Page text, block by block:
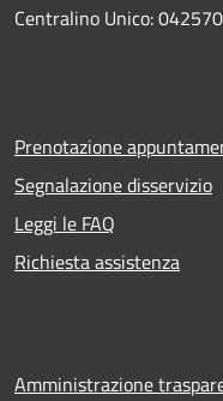
Centralino Unico:
Prenotazione
Segnalazione disservizio
Leggi le FAQ
Richiesta assistenza
Amministrazione